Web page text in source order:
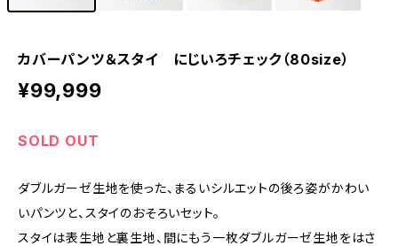
カバーパンツ＆スタイ にじいろチェック（80size）
¥99,999
SOLD OUT
ダブルガーゼ生地を使った、まるいシルエットの後ろ姿がかわい
いパンツと、スタイのおそろいセット。
スタイは表生地と裏生地、間にもう一枚ダブルガーゼ生地をはさ